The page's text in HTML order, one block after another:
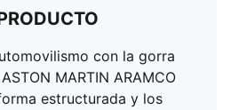
con la gorra
MARTIN ARAMCO
estructurada y los